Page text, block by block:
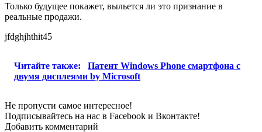
Только будущее покажет, выльется ли это признание в
реальные продажи.
jfdghjhthit45
Читайте также:
Патент Windows Phone смартфона с
двумя дисплеями by Microsoft
Не пропусти самое интересное!
Подписывайтесь на нас в Facebook и Вконтакте!
Добавить комментарий